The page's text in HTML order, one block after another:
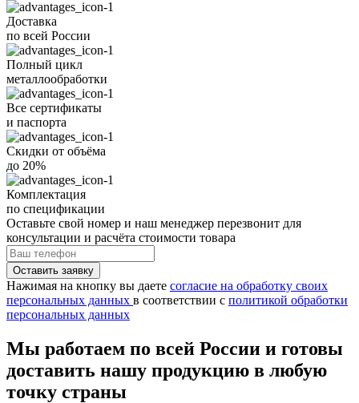
Доставка
по всей России
Полный цикл
металлообработки
Все сертификаты
и паспорта
Скидки от объёма
до 20%
Комплектация
по спецификации
Оставьте свой номер и наш менеджер перезвонит для
консультации и расчёта стоимости товара
Нажимая на кнопку вы даете согласие на обработку своих
персональных данных в соответствии с политикой обработки
персональных данных
Мы работаем по всей России и готовы
доставить нашу продукцию в любую
точку страны